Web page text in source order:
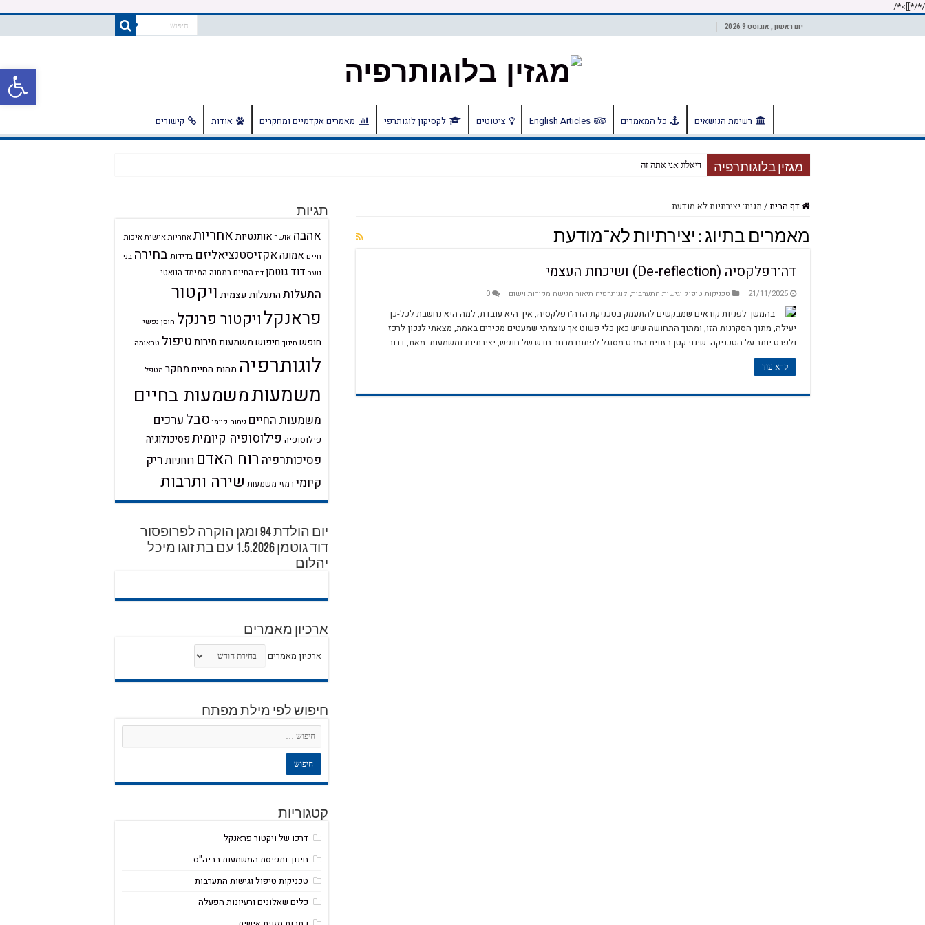
/*
/*]]>*/
יום ראשון , אוגוסט 9 2026
רשימת הנושאים כל המאמרים English Articles ציטוטים לקסיקון לוגותרפי מאמרים אקדמיים ומחקרים אודות קישורים
מגזין בלוגותרפיה דיאלוג אני אתה זה
דף הבית/ תגית: יצירתיות לא־מודעת
מאמרים בתיוג : יצירתיות לא־מודעת
דה־רפלקסיה (De-reflection) ושיכחת העצמי
21/11/2025 טכניקות טיפול וגישות התערבות, לוגותרפיה תיאור הגישה מקורות וישום 0
בהמשך לפניות קוראים שמבקשים להתעמק בטכניקת הדה־רפלקסיה, איך היא עובדת, למה היא נחשבת לכל-כך
יעילה, מתוך הסקרנות הזו, ומתוך התחושה שיש כאן כלי פשוט אך עוצמתי שמעטים מכירים באמת, מצאתי לנכון לרכז
ולפרט יותר על הטכניקה. שינוי קטן בזווית המבט מסוגל לפתוח מרחב חדש של חופש, יצירתיות ומשמעות. מאת, דרור …
קרא עוד
תגיות
אהבה אושר אותנטיותאחריותאחריות אישיתאיכות
חיים אמונהאקזיסטנציאליזם בדידותבחירה בני
נוער דוד גוטמן דת החיים במחנה המימד הנואטי
התעלותהתעלות עצמית ויקטור
פראנקלויקטור פרנקל חוסן נפשי
חופש חינוך חיפוש משמעותחירותטיפול טראומה
לוגותרפיה מהות החייםמחקר מטפל
משמעותמשמעות בחיים
משמעות החיים ניתוח קיומי סבלערכים
פילוסופיה פילוסופיה קיומיתפסיכולוגיה
פסיכותרפיה רוח האדם רוחניותריק
קיומי רמזי משמעות שירה ותרבות
יום הולדת 94 ומגן הוקרה לפרופסור
דוד גוטמן 1.5.2026 עם בת זוגו מיכל
יהלום
ארכיון מאמרים
ארכיון מאמרים
חיפוש לפי מילת מפתח
קטגוריות
דרכו של ויקטור פראנקל
חינוך ותפיסת המשמעות בביה"ס
טכניקות טיפול וגישות התערבות
כלים שאלונים ורעיונות הפעלה